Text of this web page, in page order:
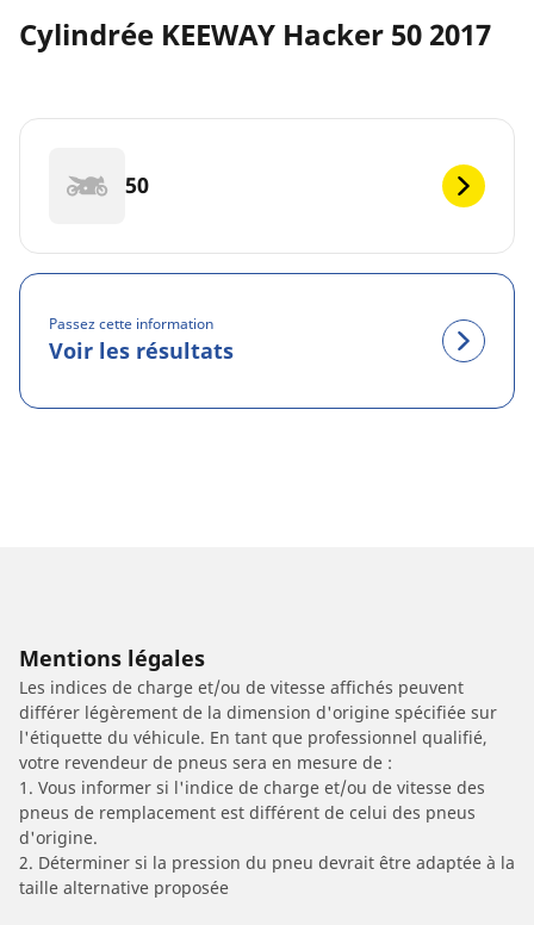
Cylindrée KEEWAY Hacker 50 2017
50
Passez cette information
Voir les résultats
Mentions légales
Les indices de charge et/ou de vitesse affichés peuvent
différer légèrement de la dimension d'origine spécifiée sur
l'étiquette du véhicule. En tant que professionnel qualifié,
votre revendeur de pneus sera en mesure de :
1. Vous informer si l'indice de charge et/ou de vitesse des
pneus de remplacement est différent de celui des pneus
d'origine.
2. Déterminer si la pression du pneu devrait être adaptée à la
taille alternative proposée